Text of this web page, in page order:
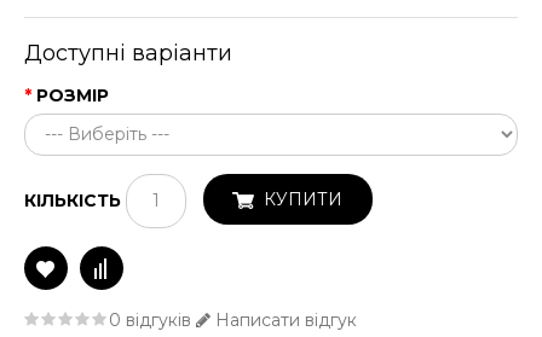
Доступні варіанти
РОЗМІР
КІЛЬКІСТЬ КУПИТИ
0 відгуків Написати відгук